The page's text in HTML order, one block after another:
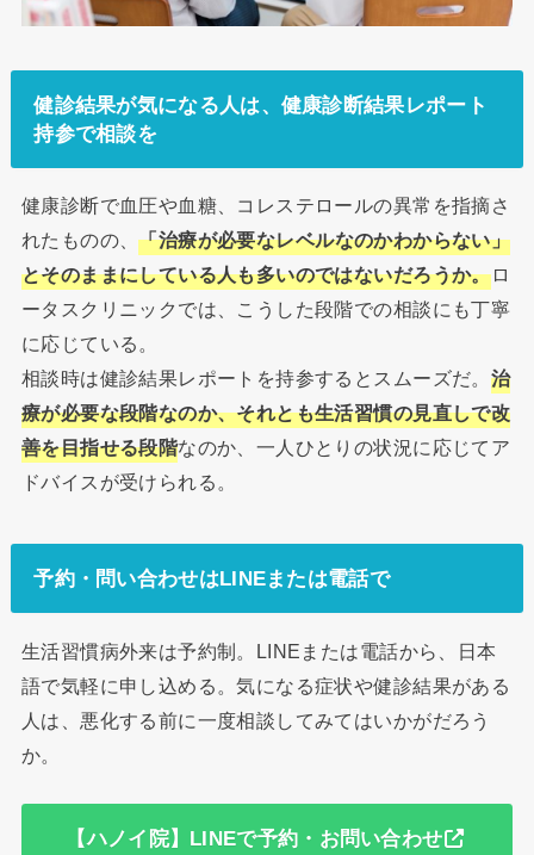
健診結果が気になる人は、健康診断結果レポート
持参で相談を
健康診断で血圧や血糖、コレステロールの異常を指摘さ
れたものの、「治療が必要なレベルなのかわからない」
とそのままにしている人も多いのではないだろうか。ロ
ータスクリニックでは、こうした段階での相談にも丁寧
に応じている。
相談時は健診結果レポートを持参するとスムーズだ。 治
療が必要な段階なのか、それとも生活習慣の見直しで改
善を目指せる段階なのか、一人ひとりの状況に応じてア
ドバイスが受けられる。
予約・問い合わせはLINEまたは電話で
生活習慣病外来は予約制。LINEまたは電話から、日本
語で気軽に申し込める。気になる症状や健診結果がある
人は、悪化する前に一度相談してみてはいかがだろう
か。
【ハノイ院】LINEで予約・お問い合わせ